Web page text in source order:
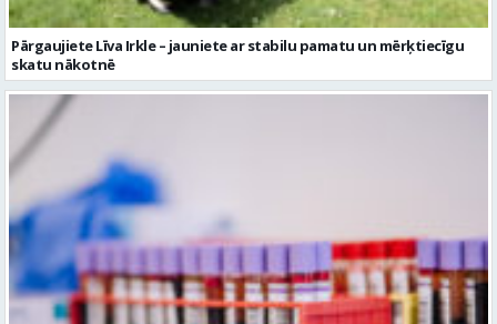
Pārgaujiete Līva Irkle – jauniete ar stabilu pamatu un mērķtiecīgu
skatu nākotnē